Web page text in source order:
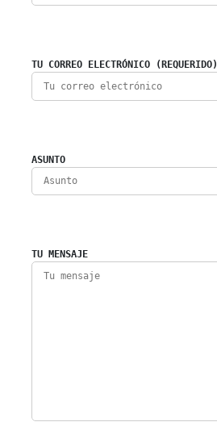
TU CORREO ELECTRÓNICO (REQUERIDO)
ASUNTO
TU MENSAJE